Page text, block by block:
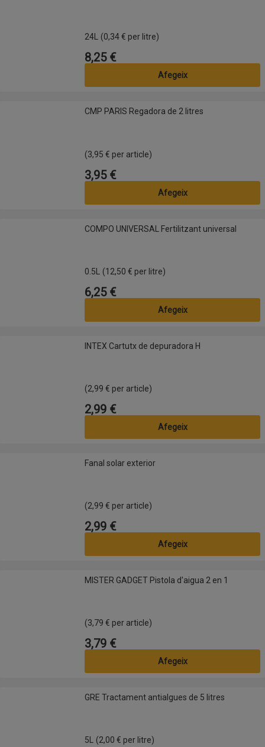
24L (0,34 € per litre)
Preu
8,25 €
Afegeix
CMP PARIS Regadora de 2 litresCMP PARIS Regadora de 2 litres
(3,95 € per article)
Preu
3,95 €
Afegeix
COMPO UNIVERSAL Fertilitzant universalCOMPO UNIVERSAL Fertilitzant universal
0.5L (12,50 € per litre)
Preu
6,25 €
Afegeix
INTEX Cartutx de depuradora HINTEX Cartutx de depuradora H
(2,99 € per article)
Preu
2,99 €
Afegeix
Fanal solar exterior
(2,99 € per article)
Preu
2,99 €
Afegeix
MISTER GADGET Pistola d'aigua 2 en 1MISTER GADGET Pistola d'aigua 2 en 1
(3,79 € per article)
Preu
3,79 €
Afegeix
GRE Tractament antialgues de 5 litresGRE Tractament antialgues de 5 litres
5L (2,00 € per litre)